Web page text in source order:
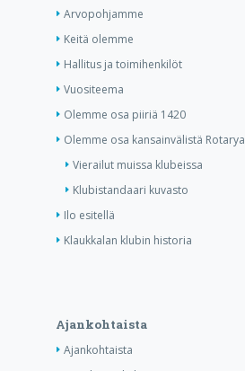
Arvopohjamme
Keitä olemme
Hallitus ja toimihenkilöt
Vuositeema
Olemme osa piiriä 1420
Olemme osa kansainvälistä Rotarya
Vierailut muissa klubeissa
Klubistandaari kuvasto
Ilo esitellä
Klaukkalan klubin historia
Ajankohtaista
Ajankohtaista